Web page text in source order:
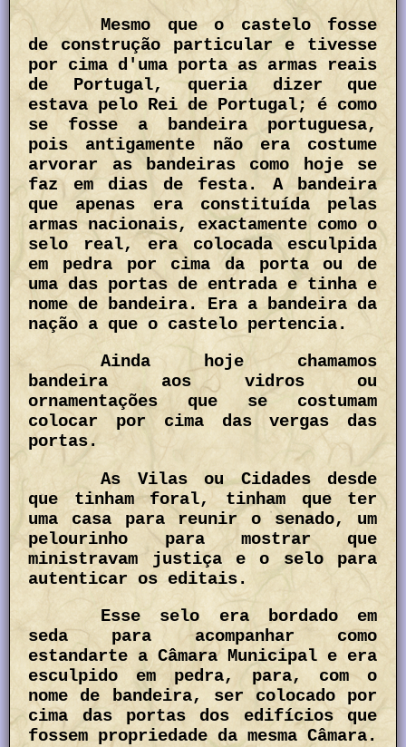
Mesmo que o castelo fosse
de construção particular e tivesse
por cima d'uma porta as armas reais
de Portugal, queria dizer que
estava pelo Rei de Portugal; é como
se fosse a bandeira portuguesa,
pois antigamente não era costume
arvorar as bandeiras como hoje se
faz em dias de festa. A bandeira
que apenas era constituída pelas
armas nacionais, exactamente como o
selo real, era colocada esculpida
em pedra por cima da porta ou de
uma das portas de entrada e tinha e
nome de bandeira. Era a bandeira da
nação a que o castelo pertencia.
Ainda hoje chamamos
bandeira aos vidros ou
ornamentações que se costumam
colocar por cima das vergas das
portas.
As Vilas ou Cidades desde
que tinham foral, tinham que ter
uma casa para reunir o senado, um
pelourinho para mostrar que
ministravam justiça e o selo para
autenticar os editais.
Esse selo era bordado em
seda para acompanhar como
estandarte a Câmara Municipal e era
esculpido em pedra, para, com o
nome de bandeira, ser colocado por
cima das portas dos edifícios que
fossem propriedade da mesma Câmara.